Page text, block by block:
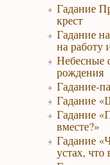
Гадание
крест
Гадание
на работу
Небесные
рождения
Гадание-
Гадание
Гадание
вместе?»
Гадание
устах,